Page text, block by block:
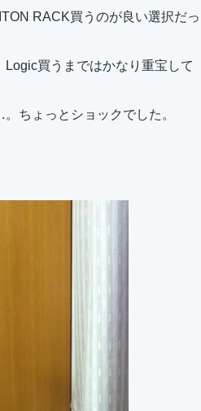
RACK買うのが良い選択だっ
買うまではかなり重宝して
ちょっとショックでした。